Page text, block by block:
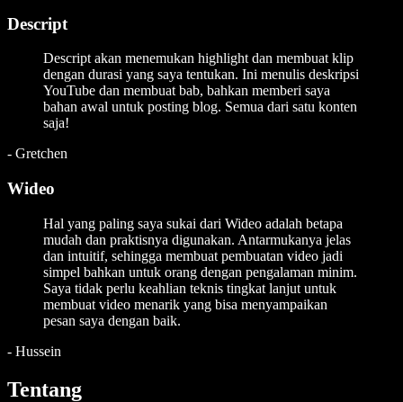
Descript
Descript akan menemukan highlight dan membuat klip
dengan durasi yang saya tentukan. Ini menulis deskripsi
YouTube dan membuat bab, bahkan memberi saya
bahan awal untuk posting blog. Semua dari satu konten
saja!
- Gretchen
Wideo
Hal yang paling saya sukai dari Wideo adalah betapa
mudah dan praktisnya digunakan. Antarmukanya jelas
dan intuitif, sehingga membuat pembuatan video jadi
simpel bahkan untuk orang dengan pengalaman minim.
Saya tidak perlu keahlian teknis tingkat lanjut untuk
membuat video menarik yang bisa menyampaikan
pesan saya dengan baik.
- Hussein
Tentang